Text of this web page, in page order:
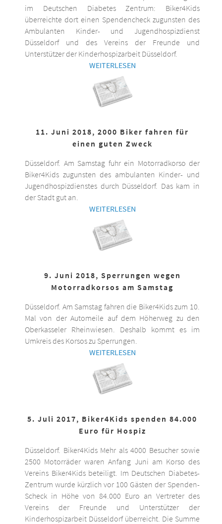
im Deutschen Diabetes Zentrum: Biker4Kids
überreichte dort einen Spendencheck zugunsten des
Ambulanten Kinder- und Jugendhospizdienst
Düsseldorf und des Vereins der Freunde und
Unterstützer der Kinderhospizarbeit Düsseldorf.
WEITERLESEN
11. Juni 2018, 2000 Biker fahren für
einen guten Zweck
Düsseldorf. Am Samstag fuhr ein Motorradkorso der
Biker4Kids zugunsten des ambulanten Kinder- und
Jugendhospizdienstes durch Düsseldorf. Das kam in
der Stadt gut an.
WEITERLESEN
9. Juni 2018, Sperrungen wegen
Motorradkorsos am Samstag
Düsseldorf. Am Samstag fahren die Biker4Kids zum 10.
Mal von der Automeile auf dem Höherweg zu den
Oberkasseler Rheinwiesen. Deshalb kommt es im
Umkreis des Korsos zu Sperrungen.
WEITERLESEN
5. Juli 2017, Biker4Kids spenden 84.000
Euro für Hospiz
Düsseldorf. Biker4Kids Mehr als 4000 Besucher sowie
2500 Motorräder waren Anfang Juni am Korso des
Vereins Biker4Kids beteiligt. Im Deutschen Diabetes-
Zentrum wurde kürzlich vor 100 Gästen der Spenden-
Scheck in Höhe von 84.000 Euro an Vertreter des
Vereins der Freunde und Unterstützer der
Kinderhospizarbeit Düsseldorf überreicht. Die Summe